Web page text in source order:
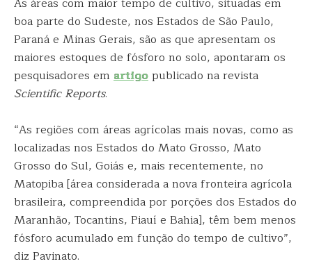
boa parte do Sudeste, nos Estados de São Paulo,
Paraná e Minas Gerais, são as que apresentam os
maiores estoques de fósforo no solo, apontaram os
pesquisadores em artigopublicado na revista
Scientific Reports.
“As regiões com áreas agrícolas mais novas, como as
localizadas nos Estados do Mato Grosso, Mato
Grosso do Sul, Goiás e, mais recentemente, no
Matopiba [área considerada a nova fronteira agrícola
brasileira, compreendida por porções dos Estados do
Maranhão, Tocantins, Piauí e Bahia], têm bem menos
fósforo acumulado em função do tempo de cultivo”,
diz Pavinato.